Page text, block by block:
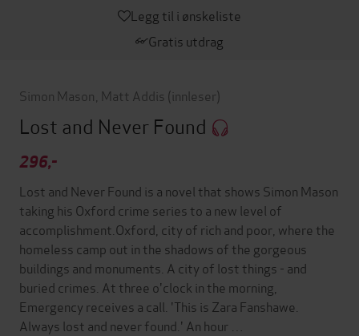
Legg til i ønskeliste
Gratis utdrag
Simon Mason Matt Addis (innleser)
Lost and Never Found
296,-
Lost and Never Found is a novel that shows Simon Mason
taking his Oxford crime series to a new level of
accomplishment.Oxford, city of rich and poor, where the
homeless camp out in the shadows of the gorgeous
buildings and monuments. A city of lost things - and
buried crimes. At three o'clock in the morning,
Emergency receives a call. 'This is Zara Fanshawe.
Always lost and never found.' An hour …